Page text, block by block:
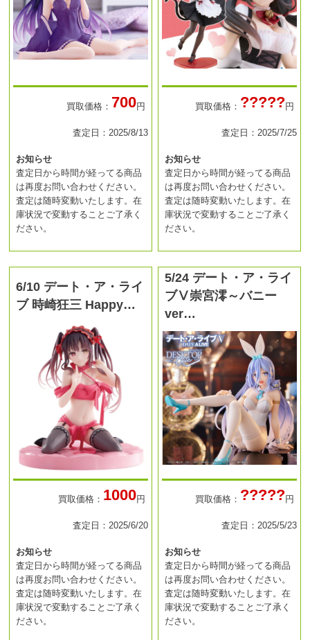
買取価格： 700円
査定日：2025/8/13
お知らせ
査定日から時間が経ってる商品
は再度お問い合わせください。
査定は随時変動いたします。在
庫状況で変動することご了承く
ださい。
買取価格： ?????円
査定日：2025/7/25
お知らせ
査定日から時間が経ってる商品
は再度お問い合わせください。
査定は随時変動いたします。在
庫状況で変動することご了承く
ださい。
6/10 デート・ア・ライ
ブ 時崎狂三 Happy…
買取価格： 1000円
査定日：2025/6/20
お知らせ
査定日から時間が経ってる商品
は再度お問い合わせください。
査定は随時変動いたします。在
庫状況で変動することご了承く
ださい。
5/24 デート・ア・ライ
ブⅤ崇宮澪～バニー
ver…
買取価格： ?????円
査定日：2025/5/23
お知らせ
査定日から時間が経ってる商品
は再度お問い合わせください。
査定は随時変動いたします。在
庫状況で変動することご了承く
ださい。